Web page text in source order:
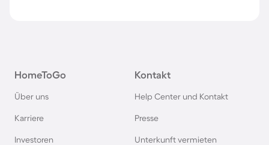
HomeToGo
Über uns
Karriere
Investoren
Kontakt
Help Center und Kontakt
Presse
Unterkunft vermieten